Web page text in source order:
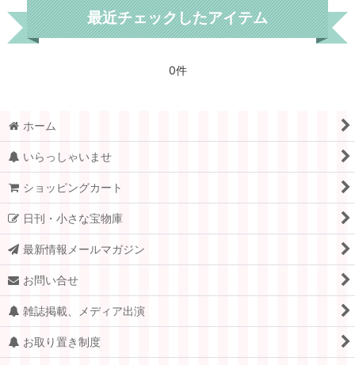
世界各国
ノルウェー
フランス
スイス
ドイツ.ベルリン
チェコ
アメリカ
イギリス
最近チェックしたアイテム
0件
ホーム
いらっしゃいませ
ショッピングカート
日刊・小さな宝物庫
最新情報メールマガジン
お問い合せ
雑誌掲載、メディア出演
お取り置き制度